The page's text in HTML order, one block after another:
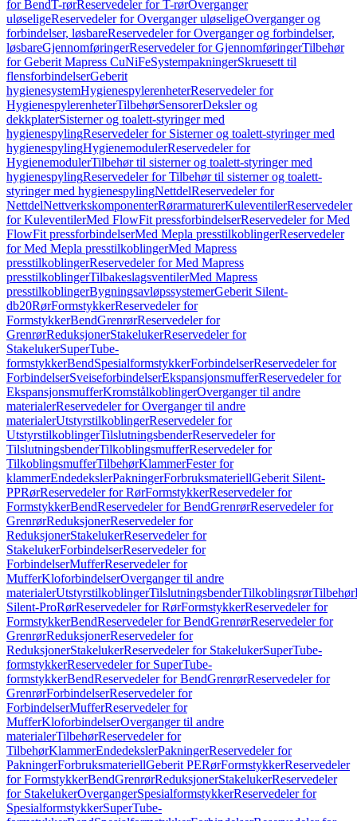
for BendT-rørReservedeler for T-rørOverganger
uløseligeReservedeler for Overganger uløseligeOverganger og
forbindelser, løsbareReservedeler for Overganger og forbindelser,
løsbareGjennomføringerReservedeler for GjennomføringerTilbehør
for Geberit Mapress CuNiFeSystempakningerSkruesett til
flensforbindelserGeberit
hygienesystemHygienespylerenheterReservedeler for
HygienespylerenheterTilbehørSensorerDeksler og
dekkplaterSisterner og toalett-styringer med
hygienespylingReservedeler for Sisterner og toalett-styringer med
hygienespylingHygienemodulerReservedeler for
HygienemodulerTilbehør til sisterner og toalett-styringer med
hygienespylingReservedeler for Tilbehør til sisterner og toalett-
styringer med hygienespylingNettdelReservedeler for
NettdelNettverkskomponenterRørarmaturerKuleventilerReservedeler
for KuleventilerMed FlowFit pressforbindelserReservedeler for Med
FlowFit pressforbindelserMed Mepla presstilkoblingerReservedeler
for Med Mepla presstilkoblingerMed Mapress
presstilkoblingerReservedeler for Med Mapress
presstilkoblingerTilbakeslagsventilerMed Mapress
presstilkoblingerBygningsavløpssystemerGeberit Silent-
db20RørFormstykkerReservedeler for
FormstykkerBendGrenrørReservedeler for
GrenrørReduksjonerStakelukerReservedeler for
StakelukerSuperTube-
formstykkerBendSpesialformstykkerForbindelserReservedeler for
ForbindelserSveiseforbindelserEkspansjonsmufferReservedeler for
EkspansjonsmufferKromstålkoblingerOverganger til andre
materialerReservedeler for Overganger til andre
materialerUtstyrstilkoblingerReservedeler for
UtstyrstilkoblingerTilslutningsbenderReservedeler for
TilslutningsbenderTilkoblingsmufferReservedeler for
TilkoblingsmufferTilbehørKlammerFester for
klammerEndedekslerPakningerForbruksmateriellGeberit Silent-
PPRørReservedeler for RørFormstykkerReservedeler for
FormstykkerBendReservedeler for BendGrenrørReservedeler for
GrenrørReduksjonerReservedeler for
ReduksjonerStakelukerReservedeler for
StakelukerForbindelserReservedeler for
ForbindelserMufferReservedeler for
MufferKloforbindelserOverganger til andre
materialerUtstyrstilkoblingerTilslutningsbenderTilkoblingsrørTilbehør
Silent-ProRørReservedeler for RørFormstykkerReservedeler for
FormstykkerBendReservedeler for BendGrenrørReservedeler for
GrenrørReduksjonerReservedeler for
ReduksjonerStakelukerReservedeler for StakelukerSuperTube-
formstykkerReservedeler for SuperTube-
formstykkerBendReservedeler for BendGrenrørReservedeler for
GrenrørForbindelserReservedeler for
ForbindelserMufferReservedeler for
MufferKloforbindelserOverganger til andre
materialerTilbehørReservedeler for
TilbehørKlammerEndedekslerPakningerReservedeler for
PakningerForbruksmateriellGeberit PERørFormstykkerReservedeler
for FormstykkerBendGrenrørReduksjonerStakelukerReservedeler
for StakelukerOvergangerSpesialformstykkerReservedeler for
SpesialformstykkerSuperTube-